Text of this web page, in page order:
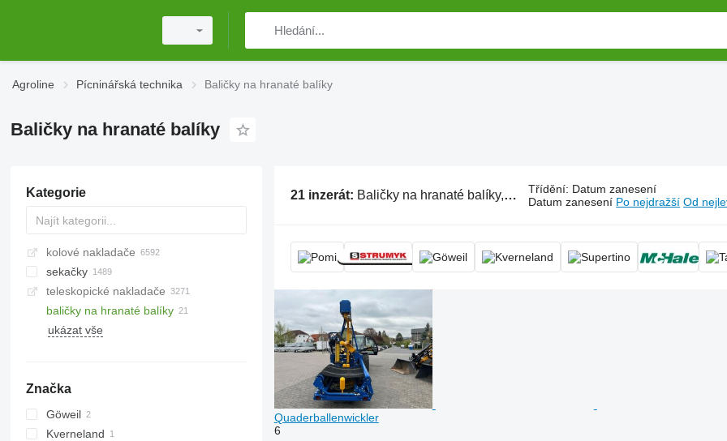
Agroline Pícninářská technika Baličky na hranaté balíky
Baličky na hranaté balíky
Kategorie
kolové nakladače
sekačky
rotační sekačky
žací mačkače
příkopové sekačky
jiné sekačky
teleskopické nakladače
baličky na hranaté balíky
ukázat vše
Značka
Göweil
Kverneland
21 inzerát: Baličky na hranaté balíky, balící stroj hranatých balíků Třídění: Datum zanesení
Datum zanesení Po nejdražší Od
Quaderballenwickler
6